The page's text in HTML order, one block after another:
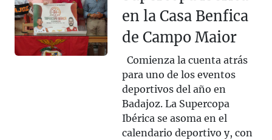
en la Casa Benfica
de Campo Maior
Comienza la cuenta atrás
para uno de los eventos
deportivos del año en
Badajoz. La Supercopa
Ibérica se asoma en el
calendario deportivo y, con